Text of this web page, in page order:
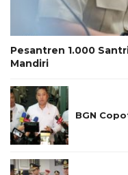
Pesantren 1.000
Mandiri
BGN